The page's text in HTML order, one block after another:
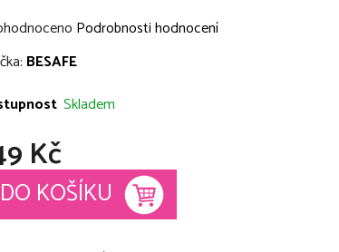
Podrobnosti hodnocení
BESAFE
Skladem
Kč
cena:
DO KOŠÍKU